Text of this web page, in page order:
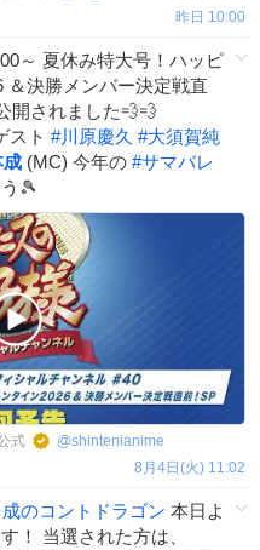
昨日 10:00
～​ 夏休み特大号！ハッピ
＆決勝メンバー決定戦直
開されました💨💨
スト #川原慶久 #大須賀純
成 (MC)​ 今年の #サマバレ
🎾
式 @shintenianime
8月4日(火) 11:02
のコントドラゴン 本日よ
！ 当選された方は、